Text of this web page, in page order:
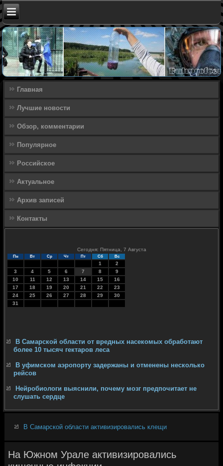
Главная
Лучшие новости
Обзор, комментарии
Популярное
Российское
Актуальное
Архив записей
Контакты
Сегодня: Пятница, 7 Августа
Пн Вт Ср Чт Пт Сб Вс
1
2
3
4 5 6 7 8
9
10
11 12 13 14 15
16
17
18 19 20 21 22
23
24
25 26 27 28 29
30
31
В Самарской области от вредных насекомых обработают
более 10 тысяч гектаров леса
В уфимском аэропорту задержаны и отменены несколько
рейсов
Нейробиологи выяснили, почему мозг предпочитает не
слушать сердце
В Самарской области активизировались клещи
На Южном Урале активизировались